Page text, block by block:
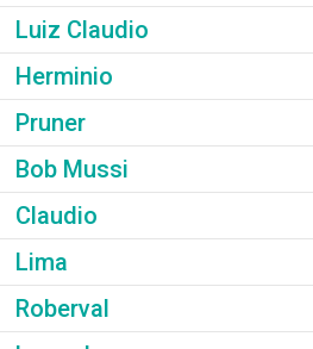
Luiz Claudio
Herminio
Pruner
Bob Mussi
Claudio
Lima
Roberval